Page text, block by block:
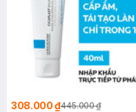
308.000 ₫445.000 ₫